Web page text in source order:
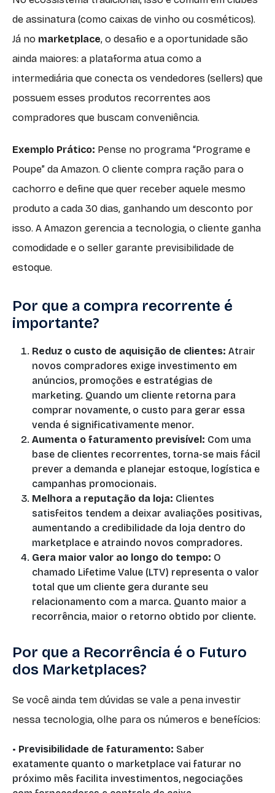
de assinatura (como caixas de vinho ou cosméticos).
Já no marketplace, o desafio e a oportunidade são
ainda maiores: a plataforma atua como a
intermediária que conecta os vendedores (sellers) que
possuem esses produtos recorrentes aos
compradores que buscam conveniência.
Exemplo Prático: Pense no programa “Programe e
Poupe” da Amazon. O cliente compra ração para o
cachorro e define que quer receber aquele mesmo
produto a cada 30 dias, ganhando um desconto por
isso. A Amazon gerencia a tecnologia, o cliente ganha
comodidade e o seller garante previsibilidade de
estoque.
Por que a compra recorrente é
importante?
Reduz o custo de aquisição de clientes: Atrair
novos compradores exige investimento em
anúncios, promoções e estratégias de
marketing. Quando um cliente retorna para
comprar novamente, o custo para gerar essa
venda é significativamente menor.
Aumenta o faturamento previsível: Com uma
base de clientes recorrentes, torna-se mais fácil
prever a demanda e planejar estoque, logística e
campanhas promocionais.
Melhora a reputação da loja: Clientes
satisfeitos tendem a deixar avaliações positivas,
aumentando a credibilidade da loja dentro do
marketplace e atraindo novos compradores.
Gera maior valor ao longo do tempo: O
chamado Lifetime Value (LTV) representa o valor
total que um cliente gera durante seu
relacionamento com a marca. Quanto maior a
recorrência, maior o retorno obtido por cliente.
Por que a Recorrência é o Futuro
dos Marketplaces?
Se você ainda tem dúvidas se vale a pena investir
nessa tecnologia, olhe para os números e benefícios:
• Previsibilidade de faturamento: Saber
exatamente quanto o marketplace vai faturar no
próximo mês facilita investimentos, negociações